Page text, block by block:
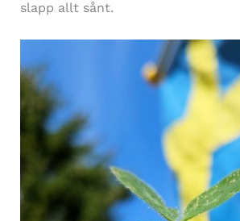
slapp allt sånt.